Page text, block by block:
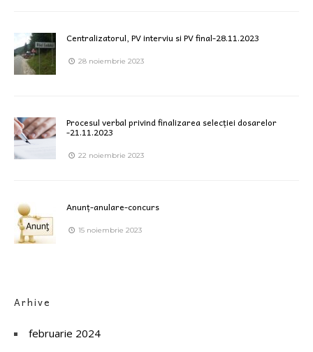
Centralizatorul, PV interviu si PV final-28.11.2023
28 noiembrie 2023
Procesul verbal privind finalizarea selecției dosarelor
-21.11.2023
22 noiembrie 2023
Anunț-anulare-concurs
15 noiembrie 2023
Arhive
februarie 2024